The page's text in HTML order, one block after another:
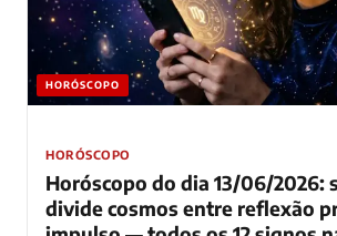
HORÓSCOPO
HORÓSCOPO
Horóscopo do dia 13/06/2026:
divide cosmos entre reflexão